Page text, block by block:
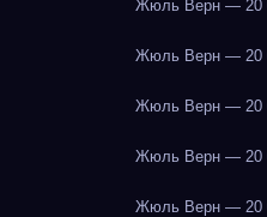
Жюль Верн — 20
Жюль Верн — 20
Жюль Верн — 20
Жюль Верн — 20
Жюль Верн — 20